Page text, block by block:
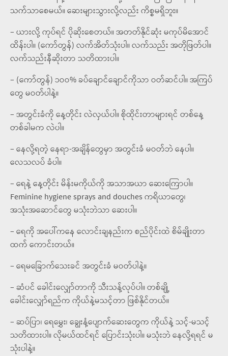
သက်သာစေမယ်။ ဆေးများသွားလို့လည်း ကိစ္စမရှိဘူး။
– ယားလို့ ကုပ်ရင် ပိုဆိုးစေတယ်။ အတတ်နိုင်ဆုံး မကုပ်မိအောင်
ထိန်းပါ။ (ကော်တွန်) လက်အိတ်သုံးပါ။ လက်သည်း အတိုဖြတ်ပါ။
လက်သည်းနီဆိုးတာ သတိထားပါ။
– (ကော်တွန်) ၁ဝဝ% ခပ်ချောင်ချောင်ကိုသာ ဝတ်ဆင်ပါ။ အကြပ်
တွေ မဝတ်ပါနဲ့။
– အတွင်းခံကို နေ့တိုင်း လဲလှယ်ပါ။ စိုထိုင်းတာများရင် တစ်နေ့
တစ်ခါမက လဲပါ။
– နေလို့ရတဲ့ နေရာ-အချိန်တွေမှာ အတွင်းခံ မဝတ်ဘဲ နေပါ။
လေသလပ် ခံပါ။
– ရေနဲ့ နေ့တိုင်း မိန်းမကိုယ်ကို အသာအယာ ဆေးကြောပါ။
Feminine hygiene sprays and douches ကရိယာတွေ၊
အသုံးအဆောင်တွေ မသုံးဘဲသာ ဆေးပါ။
– ရေကို အပေါ်ကနေ လောင်းချနည်းက စည်ပိုင်းထဲ စိမ်ချိုးတာ
ထက် ကောင်းတယ်။
– ရေမခြောက်သေးခင် အတွင်းခံ မဝတ်ပါနဲ့။
– ဆံပင် ခေါင်းလျှော်တာကို သီးသန့်လုပ်ပါ။ တစ်ချို့
ခေါင်းလျှော်ရည်က ကိုယ်နဲ့မသင့်တာ ဖြစ်နိုင်တယ်။
– ဆပ်ပြာ၊ ရေမွှေး၊ ချွေးနံ့ပျောက်ဆေးတွေက ကိုယ်နဲ့ သင့်-မသင့်
သတိထားပါ။ လိုမယ်ထင်ရင် ပြောင်းသုံးပါ။ မသုံးဘဲ နေလို့ရရင် မ
သုံးပါနဲ့။